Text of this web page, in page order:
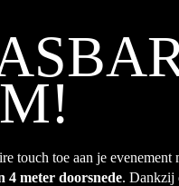
touch toe aan je evenement
4 meter doorsnede. Dankzij